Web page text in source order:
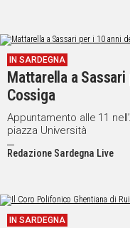
IN SARDEGNA
Mattarella a
Cossiga
Appuntamento alle 11
piazza Università
Redazione Sardegna Live
IN SARDEGNA